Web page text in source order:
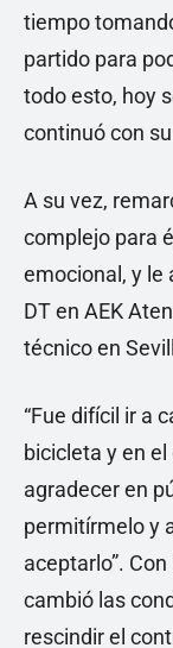
tiempo
partido para
todo esto, hoy
continuó con
A su vez,
complejo para
emocional, y le
DT en AEK
técnico en
“Fue difícil ir a
bicicleta y en
agradecer en
permitírmelo y
aceptarlo”.
cambió las
rescindir el